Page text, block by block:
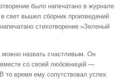
было напечатано в журнале
свет вышел сборник произведений
стихотворение «Зеленый
можно назвать счастливым. Он
со своей любовницей —
то время ему сопутствовал успех.